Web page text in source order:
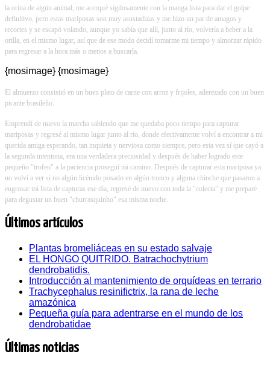
la orina de algún animal, me acerqué sigilosamente con la manga lista para dar el golpe
definitivo, pero estas mariposas son muy asustadizas y me hizo un par de amagos y
recortes y se escapó volando, aunque yo sabía que allí, junto al río, volvería a beber a la
orilla, en el mismo lugar, así que de ese modo decidí tomarme mi tiempo y almorzar rápido
para regresar a la hora más o menos a buscarla.
{mosimage} {mosimage}
El almuerzo consistió en un buen plato de carne con arroz y frijoles, aderezado con un buen
picante brasileño.
Emprendí de nuevo la marcha sabiendo que me quedaba poco tiempo para capturar
mariposas y regresé al mismo lugar junto al río, donde efectivamente volví a encontrar a mi
querida amiga esperando, tan inquieta y nerviosa como siempre, pero esta vez sí que cayó a
la segunda intentona, era una verdadera preciosidad y después de haber logrado este
pequeño "trofeo" a la paciencia proseguí mi camino. Después de capturar esta mariposa ya
no volví a ver si no algún licénido posado en algún tronco y alguna chinche que pasaron a
engrosar mi lista de capturas ese día, regresé de nuevo con toda la "colecta" y me preparé
para degustar un buen "churrasquinho" esa misma noche.
Últimos artículos
Plantas bromeliáceas en su estado salvaje
EL HONGO QUITRIDO. Batrachochytrium
dendrobatidis.
Introducción al mantenimiento de orquídeas en terrario
Trachycephalus resinifictrix, la rana de leche
amazónica
Pequeña guía para adentrarse en el mundo de los
dendrobatidae
Últimas noticias